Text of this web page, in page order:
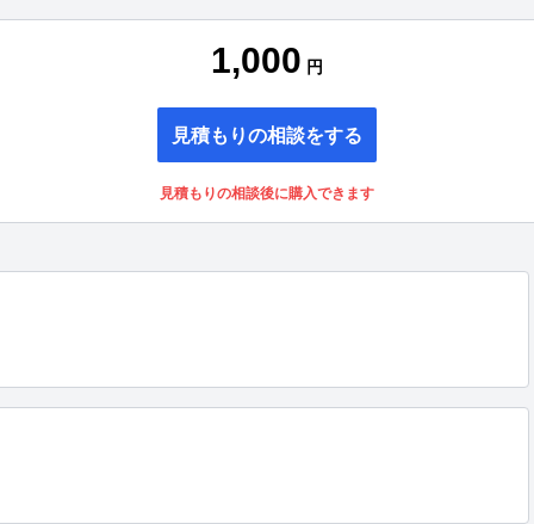
1,000 円
見積もりの相談をする
見積もりの相談後に購入できます